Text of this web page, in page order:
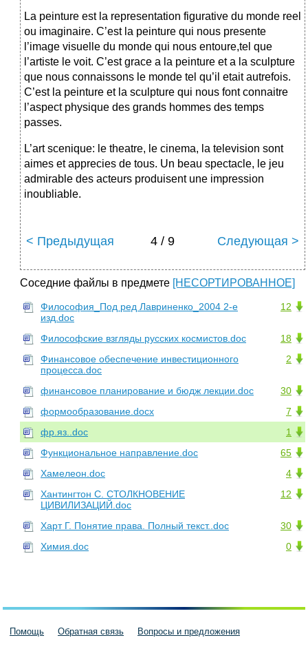
La peinture est la representation figurative du monde reel
ou imaginaire. C’est la peinture qui nous presente
l’image visuelle du monde qui nous entoure,tel que
l’artiste le voit. C’est grace a la peinture et a la sculpture
que nous connaissons le monde tel qu’il etait autrefois.
C’est la peinture et la sculpture qui nous font connaitre
l’aspect physique des grands hommes des temps
passes.
L’art scenique: le theatre, le cinema, la television sont
aimes et apprecies de tous. Un beau spectacle, le jeu
admirable des acteurs produisent une impression
inoubliable.
< Предыдущая 4 / 9 Следующая >
Соседние файлы в предмете [НЕСОРТИРОВАННОЕ]
12
Философия_Под ред Лавриненко_2004 2-е
изд.doc
18
Философские взгляды русских космистов.doc
2
Финансовое обеспечение инвестиционного
процесса.doc
30
финансовое планирование и бюдж лекции.doc
7
формообразование.docx
1
фр.яз..doc
65
Функциональное направление.doc
4
Хамелеон.doc
12
Хантингтон С. СТОЛКНОВЕНИЕ
ЦИВИЛИЗАЦИЙ.doc
30
Харт Г. Понятие права. Полный текст..doc
0
Химия.doc
Помощь Обратная связь Вопросы и предложения